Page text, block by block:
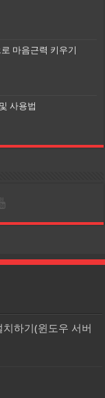
마음근력 키우기
사용법
하기(윈도우 서버